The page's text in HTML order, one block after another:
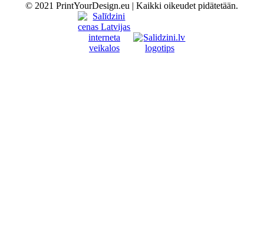
© 2021 PrintYourDesign.eu | Kaikki oikeudet pidätetään.